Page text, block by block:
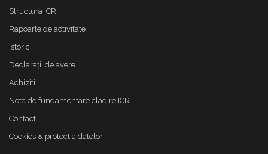
Structura ICR
Rapoarte de activitate
Istoric
Declaraţii de avere
Achizitii
Nota de fundamentare cladire ICR
Contact
Cookies & protectia datelor